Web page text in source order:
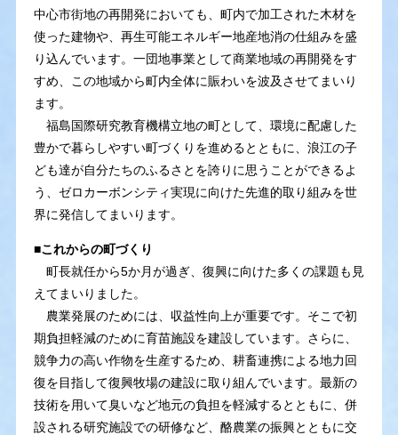
中心市街地の再開発においても、町内で加工された木材を
使った建物や、再生可能エネルギー地産地消の仕組みを盛
り込んでいます。一団地事業として商業地域の再開発をす
すめ、この地域から町内全体に賑わいを波及させてまいり
ます。
福島国際研究教育機構立地の町として、環境に配慮した
豊かで暮らしやすい町づくりを進めるとともに、浪江の子
ども達が自分たちのふるさとを誇りに思うことができるよ
う、ゼロカーボンシティ実現に向けた先進的取り組みを世
界に発信してまいります。
■これからの町づくり
町長就任から5か月が過ぎ、復興に向けた多くの課題も見
えてまいりました。
農業発展のためには、収益性向上が重要です。そこで初
期負担軽減のために育苗施設を建設しています。さらに、
競争力の高い作物を生産するため、耕畜連携による地力回
復を目指して復興牧場の建設に取り組んでいます。最新の
技術を用いて臭いなど地元の負担を軽減するとともに、併
設される研究施設での研修など、酪農業の振興とともに交